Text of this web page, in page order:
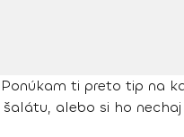
ti preto tip na
alebo si ho